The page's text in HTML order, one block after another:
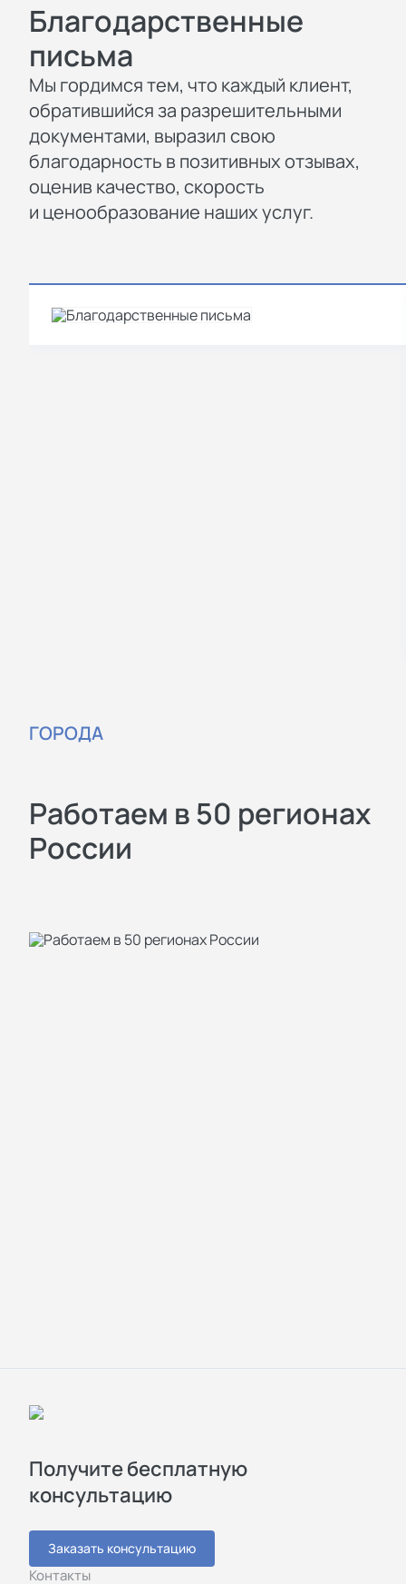
Благодарственные
письма
Мы гордимся тем, что каждый клиент,
обратившийся за разрешительными
документами, выразил свою
благодарность в позитивных отзывах,
оценив качество, скорость
и ценообразование наших услуг.
ГОРОДА
Работаем в 50 регионах
России
Получите бесплатную
консультацию
Заказать консультацию
Контакты